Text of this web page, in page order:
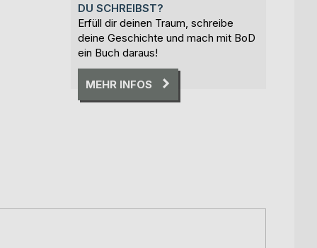
DU SCHREIBST?
Erfüll dir deinen Traum, schreibe
deine Geschichte und mach mit BoD
ein Buch daraus!
MEHR INFOS